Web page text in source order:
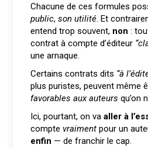
Chacune de ces formules
public,son utilité . Et
entend trop souvent, non :
contrat à compte d’éditeur
une arnaque.
Certains contrats dits “à
plus puristes, peuvent même
favorables aux auteurs qu’on
Ici, pourtant, on vaaller à
compte vraiment pour un
enfin — de franchir le cap.